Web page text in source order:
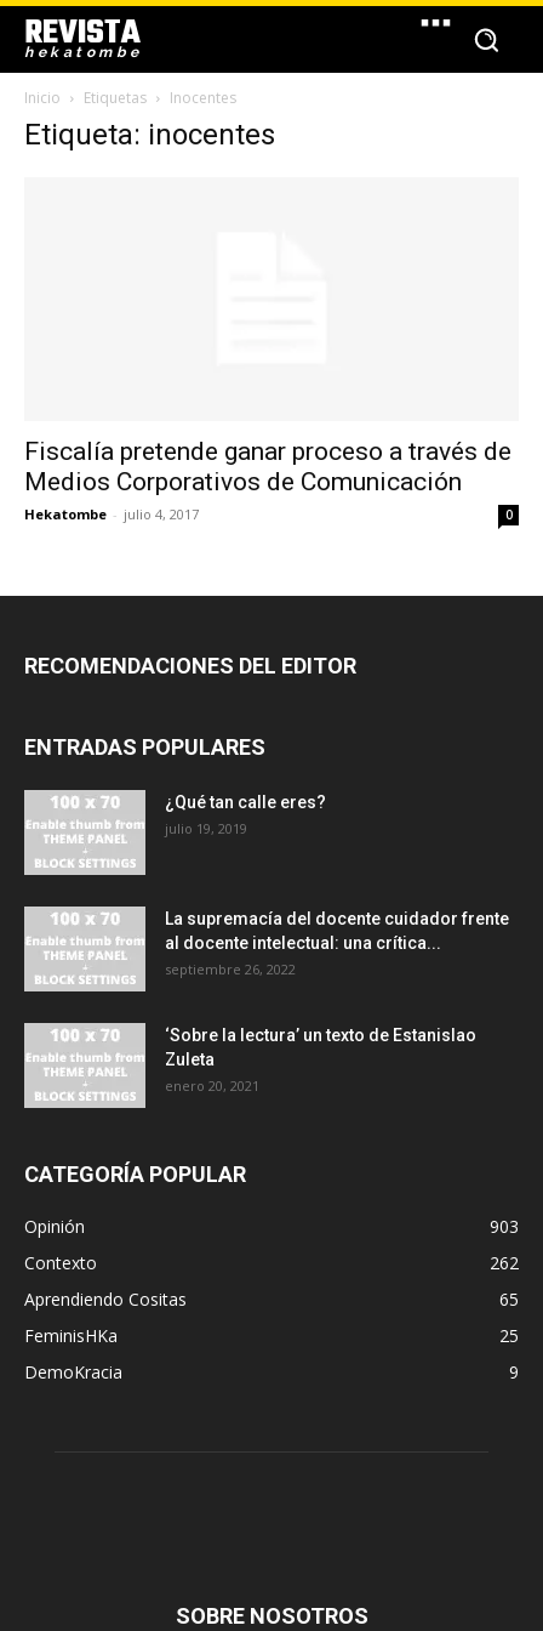
REVISTA
hekatombe
Inicio Etiquetas Inocentes
Etiqueta: inocentes
Fiscalía pretende ganar proceso a través de
Medios Corporativos de Comunicación
Hekatombe - julio 4, 2017 0
RECOMENDACIONES DEL EDITOR
ENTRADAS POPULARES
¿Qué tan calle eres?
julio 19, 2019
La supremacía del docente cuidador frente
al docente intelectual: una crítica...
septiembre 26, 2022
‘Sobre la lectura’ un texto de Estanislao
Zuleta
enero 20, 2021
CATEGORÍA POPULAR
Opinión
903
Contexto
262
Aprendiendo Cositas
65
FeminisHKa
25
DemoKracia
9
SOBRE NOSOTROS